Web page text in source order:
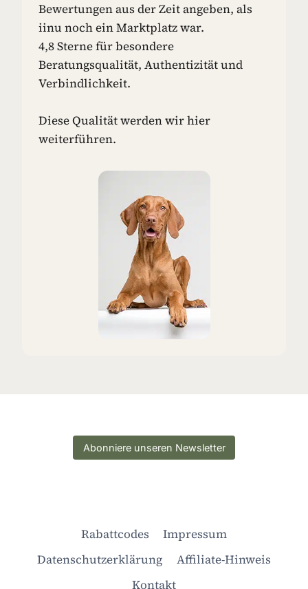
I
D
E
E
N
F
R
E
N
H
Bewertungen aus der Zeit angeben, als
iinu noch ein Marktplatz war.
4,8 Sterne für besondere
Beratungsqualität, Authentizität und
Verbindlichkeit.
Diese Qualität werden wir hier
weiterführen.
Abonniere unseren Newsletter
Rabattcodes
Impressum
Datenschutzerklärung
Affiliate-Hinweis
Kontakt